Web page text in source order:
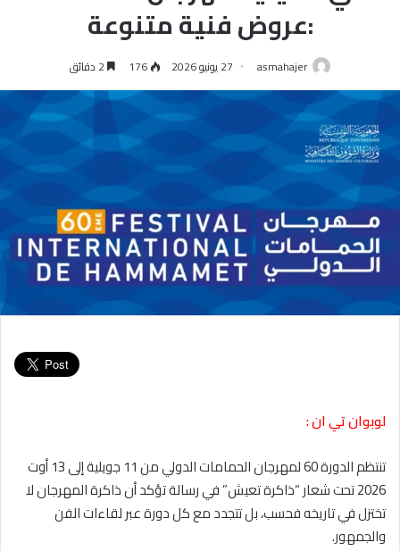
:عروض فنية متنوعة
asmahajer 27 يونيو 2026 176
لوبوان تي ان :
تنتظم الدورة 60 لمهرجان الحمامات الدولي من 11 جويلية إلى 13 أوت
2026 تحت شعار “ذاكرة تعيش” في رسالة تؤكد أن ذاكرة المهرجان لا
تختزل في تاريخه فحسب، بل تتجدد مع كل دورة عبر لقاءات الفن
والجمهور.